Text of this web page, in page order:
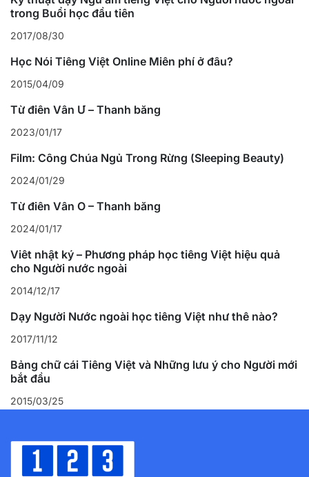
trong Buổi học đầu tiên
2017/08/30
Học Nói Tiếng Việt Online Miễn phí ở đâu?
2015/04/09
Từ điển Vần Ư – Thanh bằng
2023/01/17
Film: Công Chúa Ngủ Trong Rừng (Sleeping Beauty)
2024/01/29
Từ điển Vần Ô – Thanh bằng
2024/01/17
Viết nhật ký – Phương pháp học tiếng Việt hiệu quả
cho Người nước ngoài
2014/12/17
Dạy Người Nước ngoài học tiếng Việt như thế nào?
2017/11/12
Bảng chữ cái Tiếng Việt và Những lưu ý cho Người mới
bắt đầu
2015/03/25